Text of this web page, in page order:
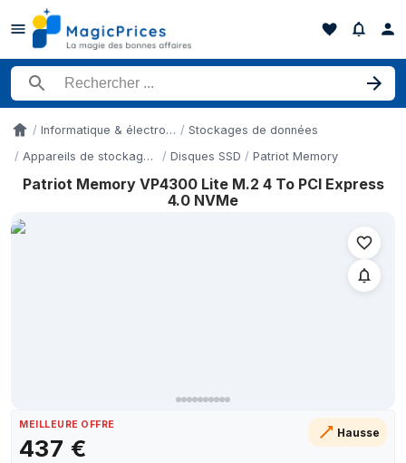
Rechercher un produit
Accueil Informatique & électronique
Stockages de données
Appareils de stockage de données
Disques SSD Patriot Memory
Patriot Memory VP4300 Lite M.2 4 To PCI Express
4.0 NVMe
MEILLEURE OFFRE
437 €
Hausse
Historique des prix de Patriot Memory VP4300 Lite M.2 4 To
Date
15 mai 2026
4 juillet 2026
10 juillet 2026